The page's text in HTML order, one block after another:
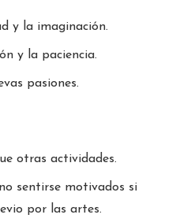
y la imaginación.
y la paciencia.
pasiones.
otras actividades.
sentirse motivados si
por las artes.